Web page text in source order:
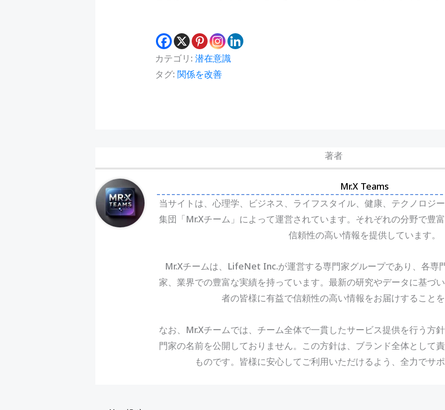
カテゴリ:潜在意識
タグ:関係を改善
著者
Mr.X Teams
当サイトは、心理学、ビジネス、ライフスタイル、健康、テクノロジ
集団「Mr.Xチーム」によって運営されています。それぞれの分野で豊
信頼性の高い情報を提供しています。
Mr.Xチームは、LifeNet Inc.が運営する専門家グループであり、各専
家、業界での豊富な実績を持っています。最新の研究やデータに基づ
者の皆様に有益で信頼性の高い情報をお届けすること
なお、Mr.Xチームでは、チーム全体で一貫したサービス提供を行う方
門家の名前を公開しておりません。この方針は、ブランド全体として
ものです。皆様に安心してご利用いただけるよう、全力でサ